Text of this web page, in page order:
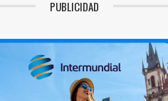
PUBLICIDAD